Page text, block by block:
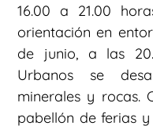
16.00 a 21.00
orientación en
de junio, a las
Urbanos se
minerales y rocas.
pabellón de ferias